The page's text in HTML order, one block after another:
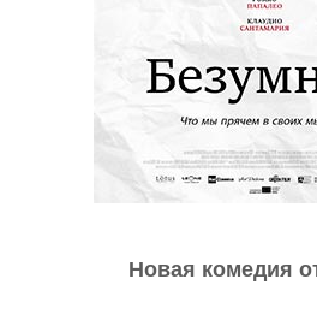
Новая комедия